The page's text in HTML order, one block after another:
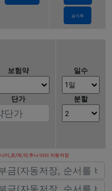
습이체
보험약
단가
일수
분할
나이,초/재,약,추나 따라 자동저장